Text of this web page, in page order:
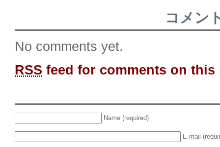
コメン
No comments yet.
RSS feed for comments on this
Name (required)
E-mail